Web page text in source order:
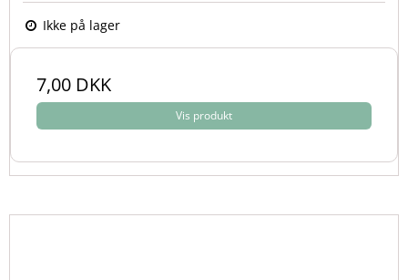
Ikke på lager
7,00 DKK
Vis produkt